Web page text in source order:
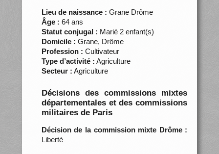
Lieu de naissance : Grane Drôme
Âge : 64 ans
Statut conjugal : Marié 2 enfant(s)
Domicile : Grane, Drôme
Profession : Cultivateur
Type d’activité : Agriculture
Secteur : Agriculture
Décisions des commissions mixtes
départementales et des commissions
militaires de Paris
Décision de la commission mixte Drôme :
Liberté